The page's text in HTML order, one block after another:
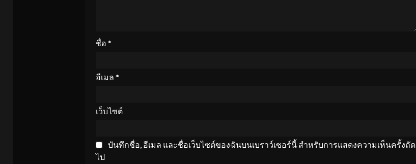
ชื่อ *
อีเมล *
เว็บไซต์
บันทึกชื่อ, อีเมล และชื่อเว็บไซต์ของฉันบนเบราว์เซอร์นี้ สำหรับการแสดงความเห็นครั้งถัด
ไป